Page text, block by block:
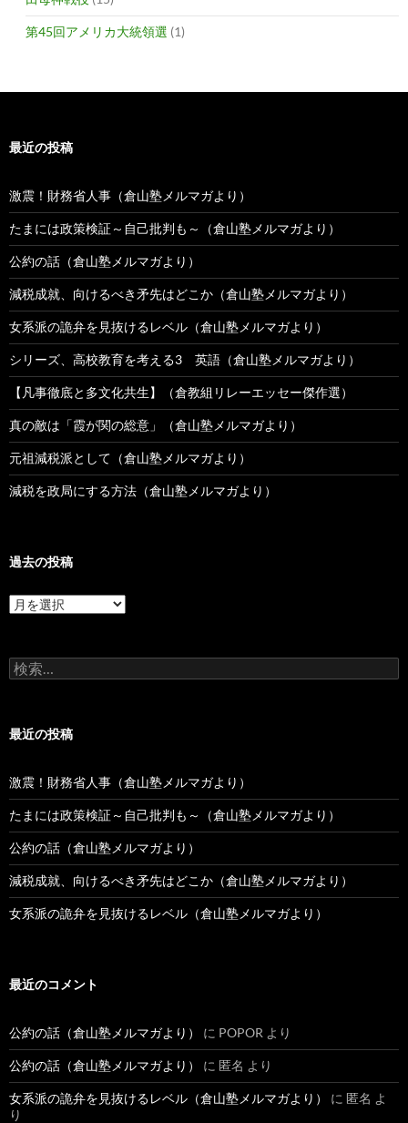
第45回アメリカ大統領選 (1)
最近の投稿
激震！財務省人事（倉山塾メルマガより）
たまには政策検証～自己批判も～（倉山塾メルマガより）
公約の話（倉山塾メルマガより）
減税成就、向けるべき矛先はどこか（倉山塾メルマガより）
女系派の詭弁を見抜けるレベル（倉山塾メルマガより）
シリーズ、高校教育を考える3 英語（倉山塾メルマガより）
【凡事徹底と多文化共生】（倉教組リレーエッセー傑作選）
真の敵は「霞が関の総意」（倉山塾メルマガより）
元祖減税派として（倉山塾メルマガより）
減税を政局にする方法（倉山塾メルマガより）
過去の投稿
過
去
稿
検
索:
最近の投稿
激震！財務省人事（倉山塾メルマガより）
たまには政策検証～自己批判も～（倉山塾メルマガより）
公約の話（倉山塾メルマガより）
減税成就、向けるべき矛先はどこか（倉山塾メルマガより）
女系派の詭弁を見抜けるレベル（倉山塾メルマガより）
最近のコメント
公約の話（倉山塾メルマガより） に POPOR より
公約の話（倉山塾メルマガより） に 匿名 より
女系派の詭弁を見抜けるレベル（倉山塾メルマガより） に 匿名 よ
り